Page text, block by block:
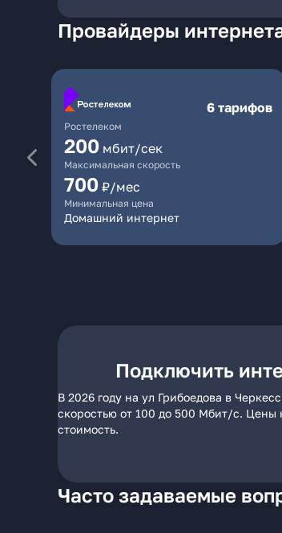
Провайдеры
Ростелеком
6 тарифов
200 мбит/сек
Максимальная скорость
700 ₽/мес
Минимальная цена
Домашний интернет
Подключить
В 2026 году на ул Грибоедова в
скоростью от 100 до 500 Мбит/с. Цены
стоимость.
Часто задаваемые